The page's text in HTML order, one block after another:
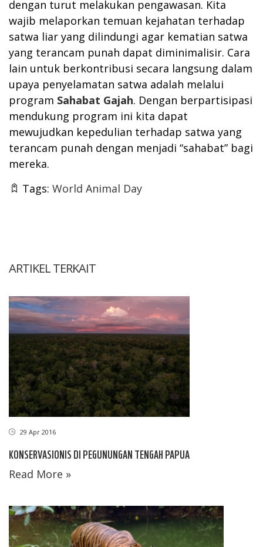
dengan turut melakukan pengawasan. Kita
wajib melaporkan temuan kejahatan terhadap
satwa liar yang dilindungi agar kematian satwa
yang terancam punah dapat diminimalisir. Cara
lain untuk berkontribusi secara langsung dalam
upaya penyelamatan satwa adalah melalui
program Sahabat Gajah. Dengan berpartisipasi
mendukung program ini kita dapat
mewujudkan kepedulian terhadap satwa yang
terancam punah dengan menjadi “sahabat” bagi
mereka.
Tags: World Animal Day
ARTIKEL TERKAIT
29 Apr 2016
KONSERVASIONIS DI PEGUNUNGAN TENGAH PAPUA
Read More »